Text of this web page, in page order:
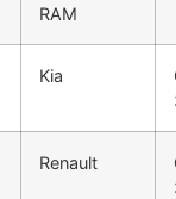
RAM
Kia
Renault